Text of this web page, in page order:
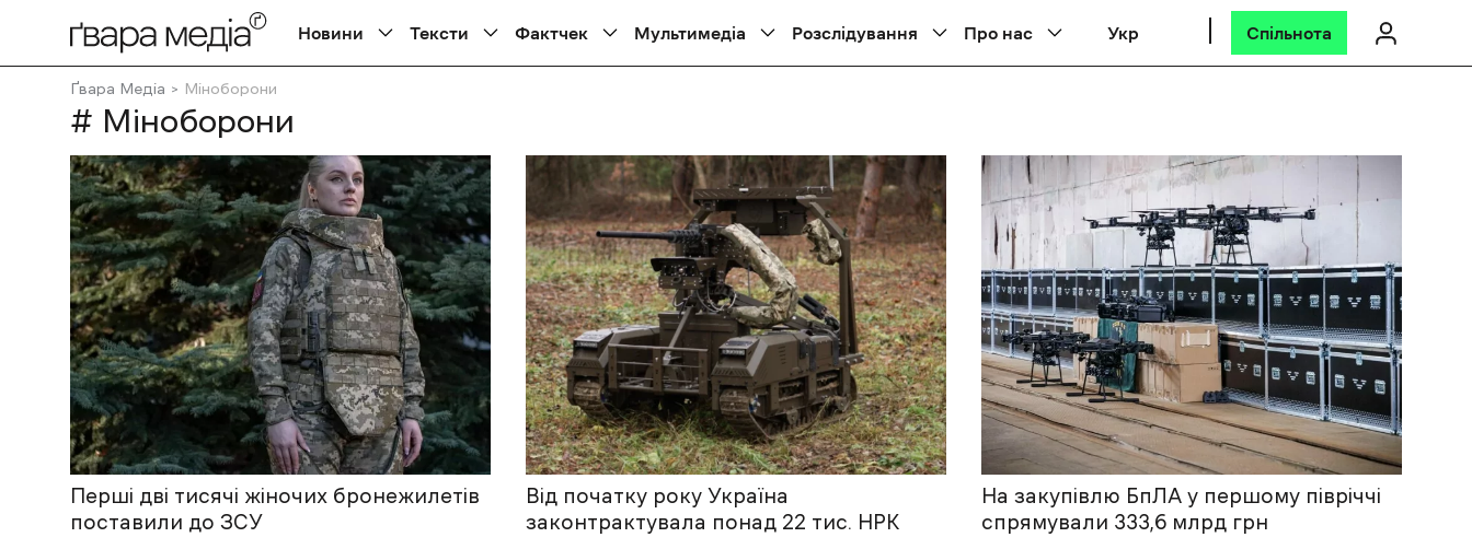
Новини Тексти Фактчек Мультимедіа Розслідування Про нас Укр Спільнота
Ґвара Медіа Міноборони
# Міноборони
Перші дві тисячі жіночих бронежилетів
поставили до ЗСУ
Від початку року Україна
законтрактувала понад 22 тис. НРК
На закупівлю БпЛА у першому півріччі
спрямували 333,6 млрд грн